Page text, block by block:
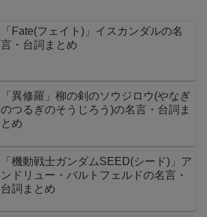
「Fate(フェイト)」イスカンダルの名
言・台詞まとめ
「異修羅」柳の剣のソウジロウ(やなぎ
のつるぎのそうじろう)の名言・台詞ま
とめ
「機動戦士ガンダムSEED(シード)」ア
ンドリュー・バルトフェルドの名言・
台詞まとめ